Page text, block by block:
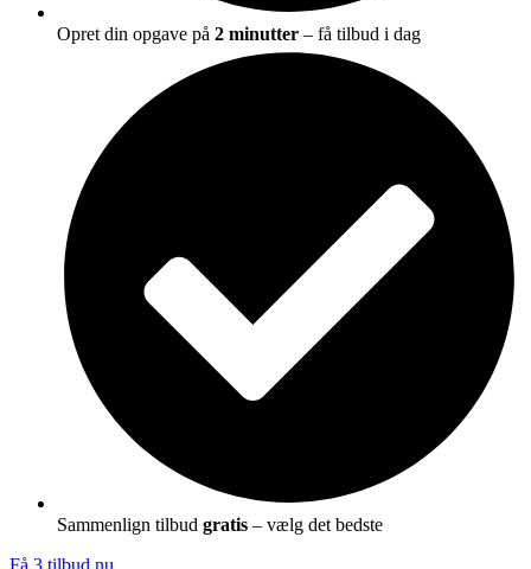
Opret din opgave på 2 minutter – få tilbud i dag
Sammenlign tilbud gratis – vælg det bedste
Få 3 tilbud nu